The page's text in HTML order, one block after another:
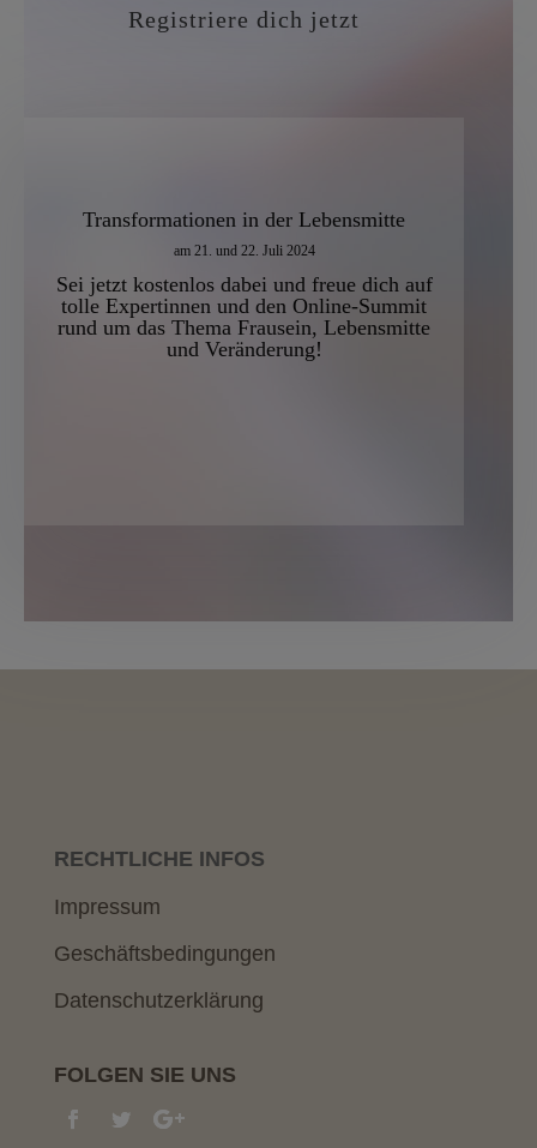
Registriere dich jetzt
Transformationen in der Lebensmitte
am 21. und 22. Juli 2024
Sei jetztkostenlosdabei und freue dich auf
tolle Expertinnen und den Online-Summit
rund um das Thema Frausein, Lebensmitte
und Veränderung!
RECHTLICHE INFOS
Impressum
Geschäftsbedingungen
Datenschutzerklärung
FOLGEN SIE UNS